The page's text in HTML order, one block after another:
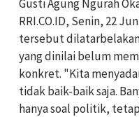
Gusti Agung Ngurah
RRI.CO.ID, Senin, 22
tersebut
yang dinilai belum
konkret. "Kita
tidak baik-baik saja.
hanya soal politik,